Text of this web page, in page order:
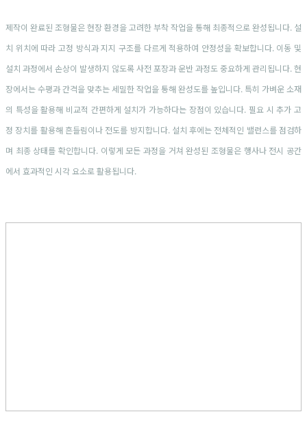
제작이 완료된 조형물은 현장 환경을 고려한 부착 작업을 통해 최종적으로 완성됩니다. 설
치 위치에 따라 고정 방식과 지지 구조를 다르게 적용하여 안정성을 확보합니다. 이동 및
설치 과정에서 손상이 발생하지 않도록 사전 포장과 운반 과정도 중요하게 관리됩니다. 현
장에서는 수평과 간격을 맞추는 세밀한 작업을 통해 완성도를 높입니다. 특히 가벼운 소재
의 특성을 활용해 비교적 간편하게 설치가 가능하다는 장점이 있습니다. 필요 시 추가 고
정 장치를 활용해 흔들림이나 전도를 방지합니다. 설치 후에는 전체적인 밸런스를 점검하
며 최종 상태를 확인합니다. 이렇게 모든 과정을 거쳐 완성된 조형물은 행사나 전시 공간
에서 효과적인 시각 요소로 활용됩니다.